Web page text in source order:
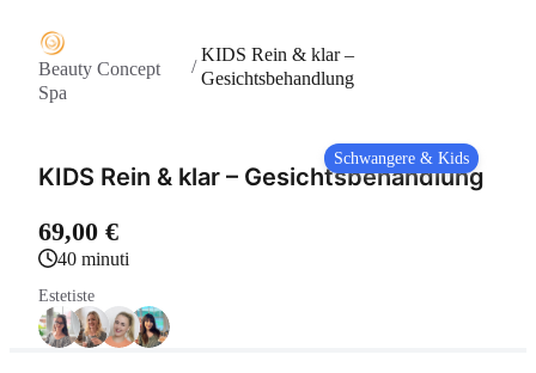
Beauty Concept
Spa
/
KIDS Rein & klar –
Gesichtsbehandlung
Schwangere & Kids
KIDS Rein & klar – Gesichtsbehandlung
69,00 €
40 minuti
Estetiste